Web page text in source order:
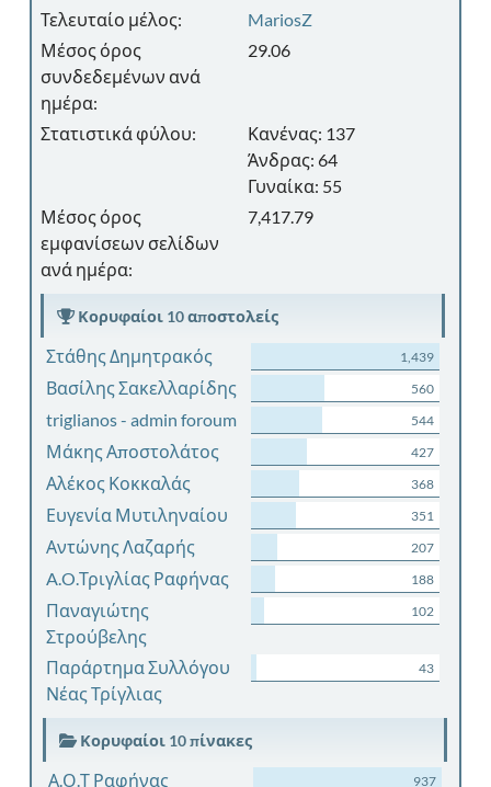
Τελευταίο μέλος:
MariosZ
Μέσος όρος
συνδεδεμένων ανά
ημέρα:
29.06
Στατιστικά φύλου:
Κανένας: 137
Άνδρας: 64
Γυναίκα: 55
Μέσος όρος
εμφανίσεων σελίδων
ανά ημέρα:
7,417.79
Κορυφαίοι 10 αποστολείς
Στάθης Δημητρακός 1,439
Βασίλης Σακελλαρίδης 560
triglianos - admin foroum 544
Μάκης Αποστολάτος 427
Αλέκος Κοκκαλάς 368
Ευγενία Μυτιληναίου 351
Αντώνης Λαζαρής 207
A.O.Τριγλίας Ραφήνας 188
Παναγιώτης
Στρούβελης
102
Παράρτημα Συλλόγου
Νέας Τρίγλιας
43
Κορυφαίοι 10 πίνακες
Α.Ο.Τ Ραφήνας 937